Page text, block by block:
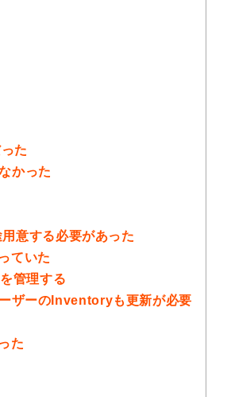
た
かった
意する必要があった
ていた
管理する
ザーのInventoryも更新が必要
た